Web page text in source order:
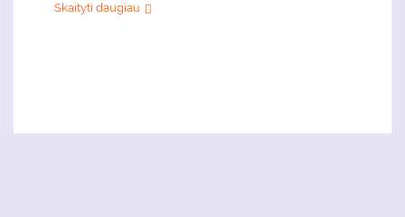
Skaityti daugiau